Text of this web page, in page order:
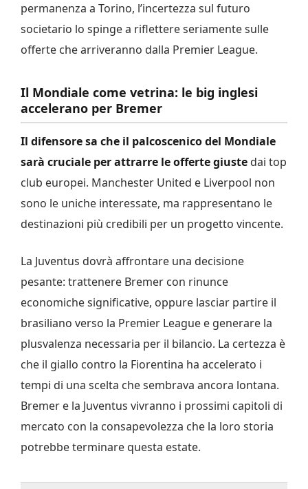
permanenza a Torino, l’incertezza sul futuro
societario lo spinge a riflettere seriamente sulle
offerte che arriveranno dalla Premier League.
Il Mondiale come vetrina: le big inglesi
accelerano per Bremer
Il difensore sa che il palcoscenico del Mondiale
sarà cruciale per attrarre le offerte giuste dai top
club europei. Manchester United e Liverpool non
sono le uniche interessate, ma rappresentano le
destinazioni più credibili per un progetto vincente.
La Juventus dovrà affrontare una decisione
pesante: trattenere Bremer con rinunce
economiche significative, oppure lasciar partire il
brasiliano verso la Premier League e generare la
plusvalenza necessaria per il bilancio. La certezza è
che il giallo contro la Fiorentina ha accelerato i
tempi di una scelta che sembrava ancora lontana.
Bremer e la Juventus vivranno i prossimi capitoli di
mercato con la consapevolezza che la loro storia
potrebbe terminare questa estate.